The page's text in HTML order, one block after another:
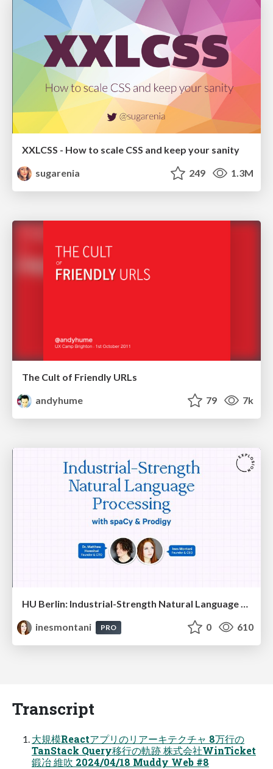
XXLCSS - How to scale CSS and keep your sanity
sugarenia
249 1.3M
The Cult of Friendly URLs
andyhume
79 7k
HU Berlin: Industrial-Strength Natural Language Processing with spaCy and Prodigy
inesmontani
PRO 0 610
Transcript
大規模Reactアプリのリアーキテクチャ 8万行の
TanStack Query移行の軌跡 株式会社WinTicket
鍛冶 維吹 2024/04/18 Muddy Web #8